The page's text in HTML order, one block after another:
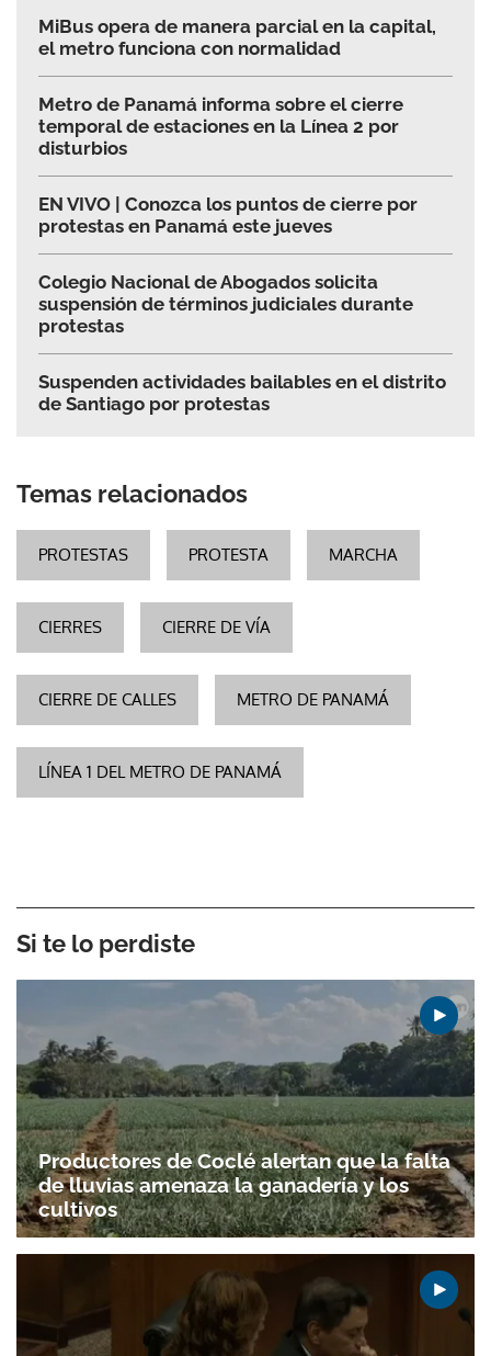
MiBus opera de manera parcial en la capital,
el metro funciona con normalidad
Metro de Panamá informa sobre el cierre
temporal de estaciones en la Línea 2 por
disturbios
EN VIVO | Conozca los puntos de cierre por
protestas en Panamá este jueves
Colegio Nacional de Abogados solicita
suspensión de términos judiciales durante
protestas
Suspenden actividades bailables en el distrito
de Santiago por protestas
Temas relacionados
PROTESTAS PROTESTA MARCHA
CIERRES CIERRE DE VÍA
CIERRE DE CALLES METRO DE PANAMÁ
LÍNEA 1 DEL METRO DE PANAMÁ
Si te lo perdiste
Productores de Coclé alertan que la falta
de lluvias amenaza la ganadería y los
cultivos